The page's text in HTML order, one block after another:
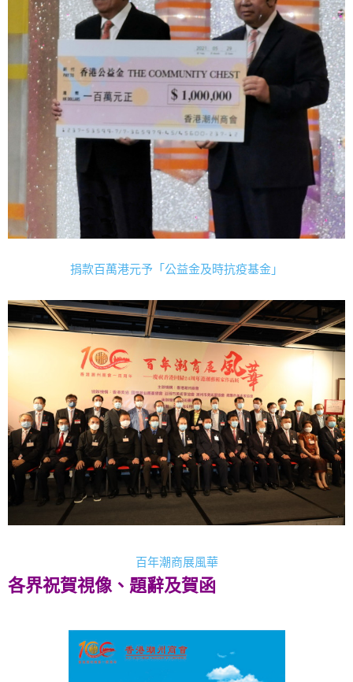
捐款百萬港元予「公益金及時抗疫基金」
百年潮商展風華
各界祝賀視像、題辭及賀函